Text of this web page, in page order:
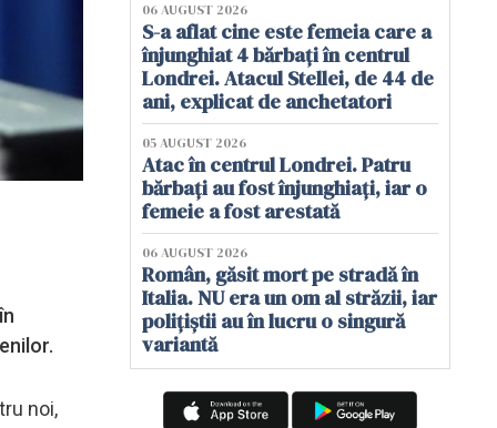
noi,
06 AUGUST 2026
S-a aflat cine este femeia care a
înjunghiat 4 bărbați în centrul
Londrei. Atacul Stellei, de 44 de
ani, explicat de anchetatori
05 AUGUST 2026
Atac în centrul Londrei. Patru
bărbați au fost înjunghiați, iar o
femeie a fost arestată
06 AUGUST 2026
Român, găsit mort pe stradă în
Italia. NU era un om al străzii, iar
polițiștii au în lucru o singură
variantă